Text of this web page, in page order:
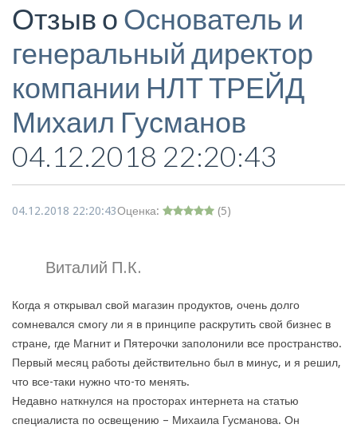
Интернет Путешествие и отдых Транспорт
Недвижимость Работа Гос. учреждения
Личности Логистика Страхование
Отзыв о Основатель и
генеральный директор
компании НЛТ ТРЕЙД
Михаил Гусманов
04.12.2018 22:20:43
04.12.2018 22:20:43Оценка: (5)
Виталий П.К.
Когда я открывал свой магазин продуктов, очень долго
сомневался смогу ли я в принципе раскрутить свой бизнес в
стране, где Магнит и Пятерочки заполонили все пространство.
Первый месяц работы действительно был в минус, и я решил,
что все-таки нужно что-то менять.
Недавно наткнулся на просторах интернета на статью
специалиста по освещению – Михаила Гусманова. Он